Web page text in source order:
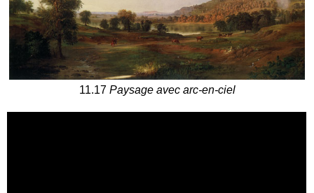
11.17 Paysage avec arc-en-ciel